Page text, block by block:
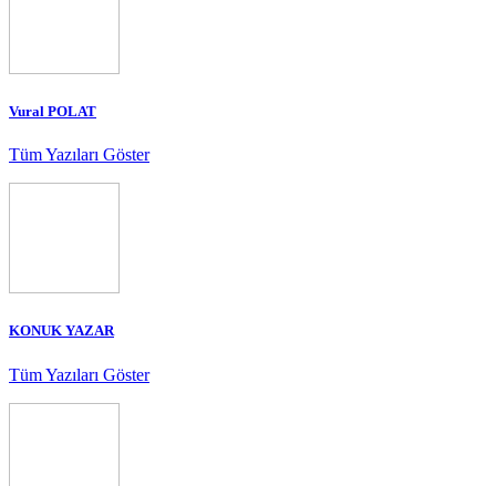
Vural POLAT
Tüm Yazıları Göster
KONUK YAZAR
Tüm Yazıları Göster